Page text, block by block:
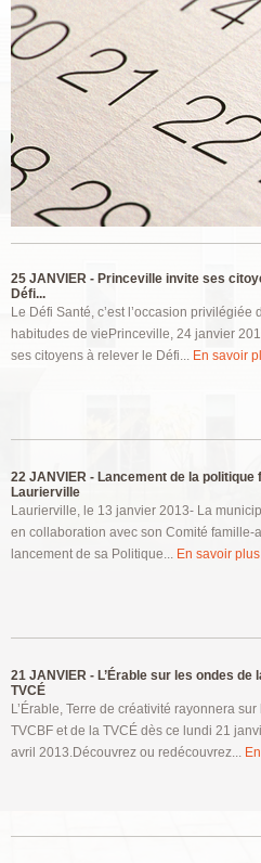
25 JANVIER - Princeville invite ses
Défi...
Le Défi Santé, c’est l’occasion privilégiée
habitudes de viePrinceville, 24 janvier
ses citoyens à relever le Défi... En savoir
22 JANVIER - Lancement de la politique
Laurierville
Laurierville, le 13 janvier 2013- La
en collaboration avec son Comité famille-
lancement de sa Politique... En savoir
21 JANVIER - L’Érable sur les ondes de
TVCÉ
L’Érable, Terre de créativité rayonnera
TVCBF et de la TVCÉ dès ce lundi 21
avril 2013.Découvrez ou redécouvrez...
Pages